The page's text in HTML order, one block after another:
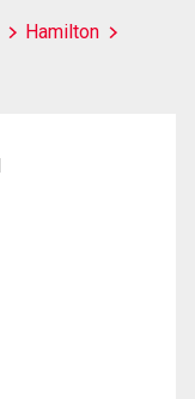
Hamilton